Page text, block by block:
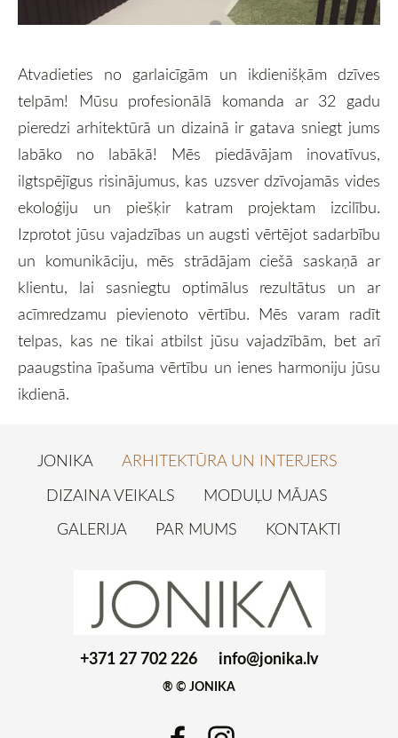
Atvadieties no garlaicīgām un ikdienišķām dzīves
telpām! Mūsu profesionālā komanda ar 32 gadu
pieredzi arhitektūrā un dizainā ir gatava sniegt jums
labāko no labākā! Mēs piedāvājam inovatīvus,
ilgtspējīgus risinājumus, kas uzsver dzīvojamās vides
ekoloģiju un piešķir katram projektam izcilību.
Izprotot jūsu vajadzības un augsti vērtējot sadarbību
un komunikāciju, mēs strādājam ciešā saskaņā ar
klientu, lai sasniegtu optimālus rezultātus un ar
acīmredzamu pievienoto vērtību. Mēs varam radīt
telpas, kas ne tikai atbilst jūsu vajadzībām, bet arī
paaugstina īpašuma vērtību un ienes harmoniju jūsu
ikdienā.
JONIKA
ARHITEKTŪRA UN INTERJERS
DIZAINA VEIKALS
MODUĻU MĀJAS
GALERIJA
PAR MUMS KONTAKTI
+371 27 702 226 info@jonika.lv
® © JONIKA